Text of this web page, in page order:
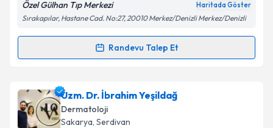
Kişisel verilerimin işlenmesine ilişkinAydınlatma
'ni okudum ve kişisel verilerimin belirtilen
kapsamda işlenmesini kabul ediyorum.
Takvim Talebini Gönder
Özel Gülhan Tıp Merkezi Haritada Göster
Sırakapılar, Hastane Cad. No:27, 20010 Merkez/Denizli Merkez/Denizli
Randevu Talep Et
Randevu Takvimi Talebi
Prof. Dr. Yalçın Sucuiçin randevu takvimi talebi
oluşturun. Size bu uzmandan randevu almanız için bir
takvim hazırlandığında e-posta ile bilgilendireceğiz.
Uzm. Dr. İbrahim Yeşildağ
Dermatoloji
Sakarya, Serdivan